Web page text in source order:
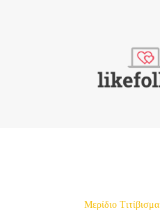
Μερίδιο Τιτίβισμα